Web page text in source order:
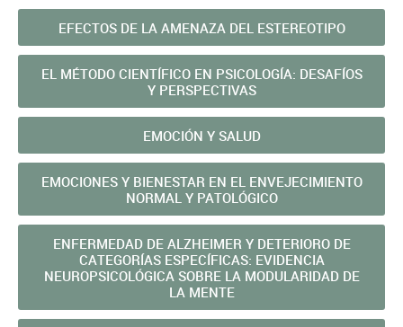
EFECTOS DE LA AMENAZA DEL ESTEREOTIPO
EL MÉTODO CIENTÍFICO EN PSICOLOGÍA: DESAFÍOS
Y PERSPECTIVAS
EMOCIÓN Y SALUD
EMOCIONES Y BIENESTAR EN EL ENVEJECIMIENTO
NORMAL Y PATOLÓGICO
ENFERMEDAD DE ALZHEIMER Y DETERIORO DE
CATEGORÍAS ESPECÍFICAS: EVIDENCIA
NEUROPSICOLÓGICA SOBRE LA MODULARIDAD DE
LA MENTE